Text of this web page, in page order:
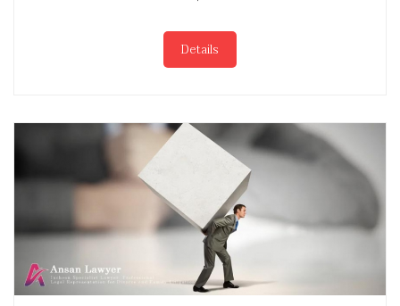
Details